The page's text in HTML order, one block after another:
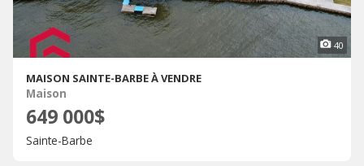
40
MAISON SAINTE-BARBE À VENDRE
Maison
649 000$
Sainte-Barbe